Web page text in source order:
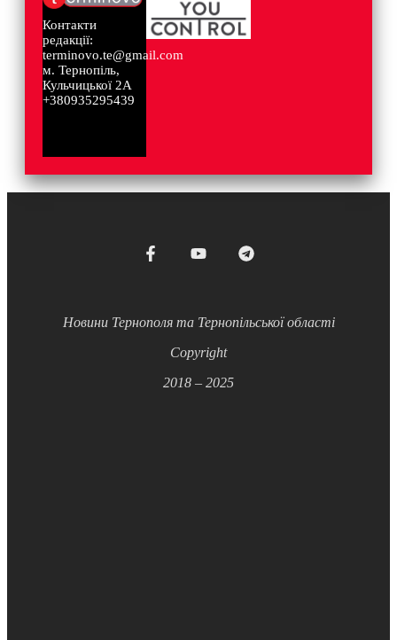
Контакти
редакції:
terminovo.te@gmail.com
м. Тернопіль,
Кульчицької 2А
+380935295439
Новини Тернополя та Тернопільської області
Copyright
2018 – 2025